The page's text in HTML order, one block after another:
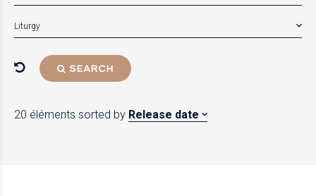
Liturgy
SEARCH
20 éléments sorted by Release date